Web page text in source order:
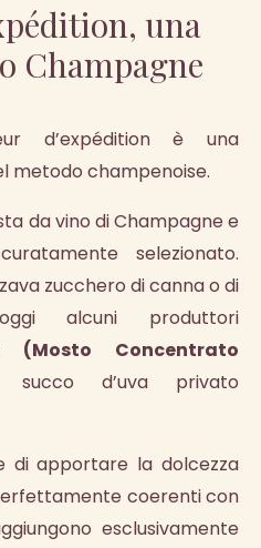
una
Champagne
d’expédition è una
metodo champenoise.
da vino di Champagne e
selezionato.
zucchero di canna o di
alcuni produttori
(Mosto Concentrato
d’uva privato
di apportare la dolcezza
coerenti con
esclusivamente